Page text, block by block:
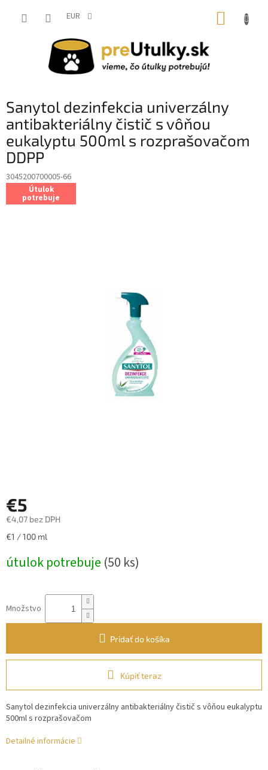
EUR
Sanytol dezinfekcia univerzálny
antibakteriálny čistič s vôňou
eukalyptu 500ml s rozprašovačom
DDPP
3045200700005-66
Útulok
potrebuje
€5
€4,07 bez DPH
Jednotková
€1 / 100 ml
útulok potrebuje (50 ks)
Množstvo
Pridať do košíka
Kúpiť teraz
Sanytol dezinfekcia univerzálny antibakteriálny čistič s vôňou eukalyptu
500ml s rozprašovačom
Detailné informácie